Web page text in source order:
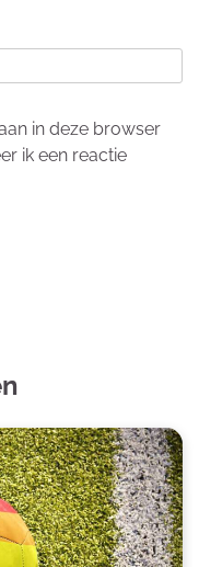
in deze browser
ik een reactie